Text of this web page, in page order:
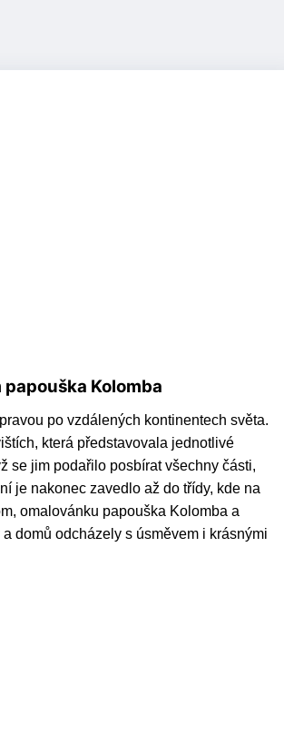
Kolomba
po vzdálených kontinentech světa.
která představovala jednotlivé
se jim podařilo posbírat všechny části,
je nakonec zavedlo až do třídy, kde na
omalovánku papouška Kolomba a
domů odcházely s úsměvem i krásnými